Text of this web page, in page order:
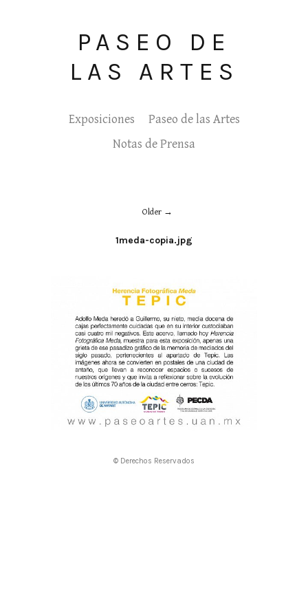
PASEO DE
LAS ARTES
Exposiciones
Paseo de las Artes
Notas de Prensa
Older
1meda-copia.jpg
© Derechos Reservados